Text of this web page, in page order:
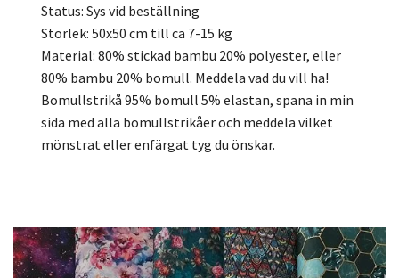
Status: Sys vid beställning
Storlek: 50x50 cm till ca 7-15 kg
Material: 80% stickad bambu 20% polyester, eller
80% bambu 20% bomull. Meddela vad du vill ha!
Bomullstrikå 95% bomull 5% elastan, spana in min
sida med alla bomullstrikåer och meddela vilket
mönstrat eller enfärgat tyg du önskar.